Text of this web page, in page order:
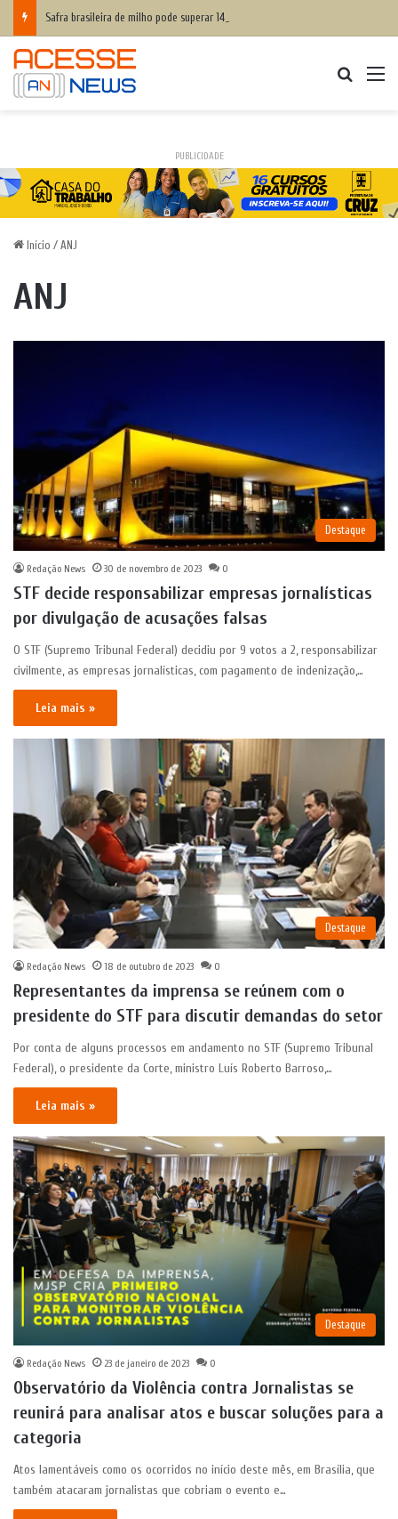
Safra brasileira de milho pode superar 140 milhões de toneladas
PUBLICIDADE
Início / ANJ
ANJ
Destaque
Redação News 30 de novembro de 2023 0
STF decide responsabilizar empresas jornalísticas
por divulgação de acusações falsas
O STF (Supremo Tribunal Federal) decidiu por 9 votos a 2, responsabilizar
civilmente, as empresas jornalísticas, com pagamento de indenização,…
Leia mais »
Destaque
Redação News 18 de outubro de 2023 0
Representantes da imprensa se reúnem com o
presidente do STF para discutir demandas do setor
Por conta de alguns processos em andamento no STF (Supremo Tribunal
Federal), o presidente da Corte, ministro Luís Roberto Barroso,…
Leia mais »
Destaque
Redação News 23 de janeiro de 2023 0
Observatório da Violência contra Jornalistas se
reunirá para analisar atos e buscar soluções para a
categoria
Atos lamentáveis como os ocorridos no início deste mês, em Brasília, que
também atacaram jornalistas que cobriam o evento e…